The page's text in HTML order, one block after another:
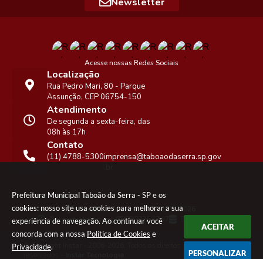
Prefeitura Municipal Taboão da Serra - SP e os
cookies: nosso site usa cookies para melhorar a sua
experiência de navegação. Ao continuar você
concorda com a nossa Política de Cookies e
Privacidade.
ACEITAR
PERSONALIZAR
Acesse nossas Redes Sociais
Localização
Rua Pedro Mari, 80 - Parque
Assunção, CEP 06754-150
Contato
(11) 4788-5300imprensa@taboaodaserra.sp.gov
Atendimento
De segunda a sexta-feira, das
08h às 17h
Versão do Sistema:3.5.3 - 19/06/2026
Portal atualizado em:07/08/2026 17:47 Dados Abertos
© Copyright Instar - 2006-2026. Todos os direitos